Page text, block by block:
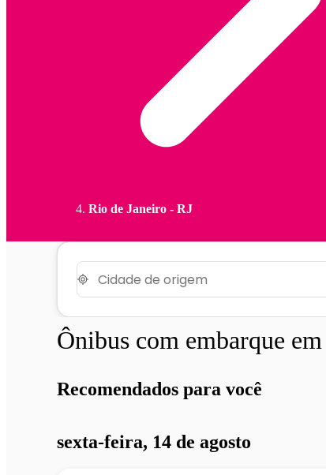
Rio de Janeiro - RJ
Ônibus com embarque em
Recomendados para você
sexta-feira, 14 de agosto